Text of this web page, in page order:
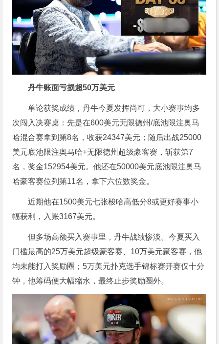
丹牛账面亏损超50万美元
单论获奖成绩，丹牛今夏发挥尚可，大小赛事均多
次闯入决赛桌：先是在600美元无限德州/底池限注奥马
哈混合赛拿到第8名，收获24347美元；随后出战25000
美元底池限注奥马哈+无限德州超级豪客赛，斩获第7
名，奖金152954美元。他还在50000美元底池限注奥马
哈豪客赛位列第11名，拿下六位数奖金。
近期他在1500美元七张梭哈高低分8或更好赛事小
幅获利，入账3167美元。
但多场高额买入赛事里，丹牛战绩惨淡。今夏买入
门槛最高的25万美元超级豪客赛、10万美元豪客赛，他
均未能打入奖励圈；5万美元扑克选手锦标赛开赛仅十分
钟，他筹码便大幅缩水，最终止步奖励圈外。